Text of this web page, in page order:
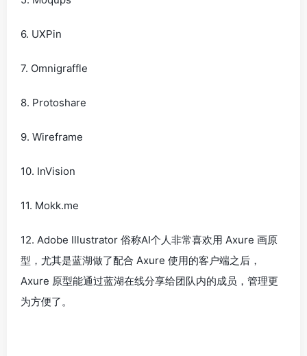
6. UXPin
7. Omnigraffle
8. Protoshare
9. Wireframe
10. InVision
11. Mokk.me
12. Adobe Illustrator 俗称AI个人非常喜欢用 Axure 画原
型，尤其是蓝湖做了配合 Axure 使用的客户端之后，
Axure 原型能通过蓝湖在线分享给团队内的成员，管理更
为方便了。